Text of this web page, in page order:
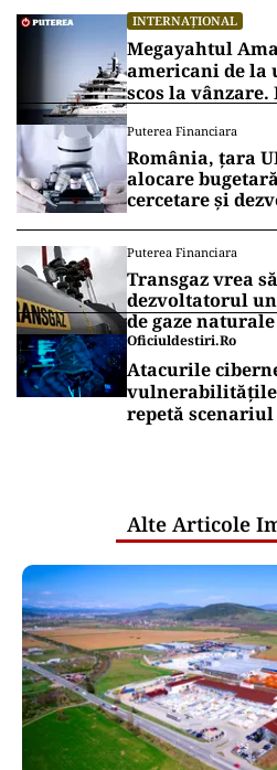
INTERNAȚIONAL
Megayahtul
americani de la
scos la
Puterea Financiara
România, țara
alocare
cercetare și
Puterea Financiara
Transgaz vrea
dezvoltatorul
de gaze
Oficiuldestiri.ro
Atacurile
vulnerabilitățile
repetă scenariul
Alte Articole